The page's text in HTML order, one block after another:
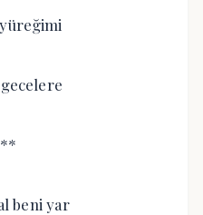
gecelere
beni yar